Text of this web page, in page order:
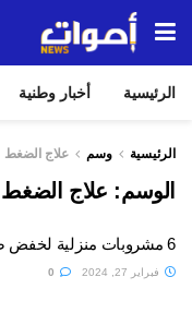
الرئيسية أخبار وطنية
الرئيسية وسم علاج الضغط
الوسم: علاج الضغط
6 مشروبات منزلية لخفض ضغط الدم المرتفع
فبراير 27, 2024